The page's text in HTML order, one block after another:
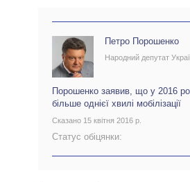
Петро Порошенко
Народний депутат
Порошенко заявив, що у 2016
більше однієї хвилі мобілізації
Сказано 15 квітня 2016 р.
Статус обіцянки: